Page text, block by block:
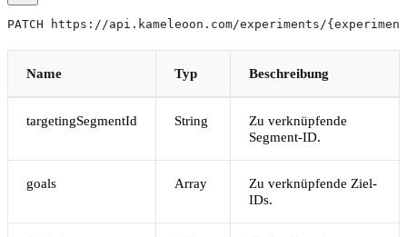
PATCH https://api.kameleoon.com/experiments/
Name Typ Beschreibung
targetingSegmentId String
Zu verknüpfende
Segment-ID.
goals Array
Zu verknüpfende Ziel-
IDs.